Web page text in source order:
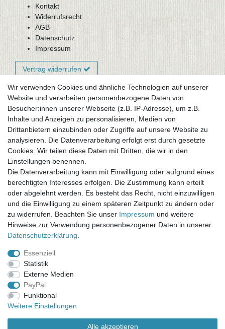
Kontakt
Widerrufsrecht
AGB
Datenschutz
Impressum
Vertrag widerrufen
Newsletter-Anmeldung
FAQ / Fragen
Mein Warenkorb
Mein Merkzettel
Mein Konto
UNSER LADENGESCHÄFT
Gottlieb-Daimler-Str. 10
33334 Gütersloh
ÖFFNUNGSZEITEN
Montag - Dienstag: 8.00 - 18.00 Uhr, Mittwoch Ruhetag,
Donnerstag: 8.00 - 18.00 Uhr, Freitag 8.00 - 14.00 Uhr
KUNDENSERVICE
Telefon: (05241) 403 22 38
E-Mail: info@stoffamstueck.de
Alle Preise inklusive gesetzlicher Mehrwertsteuer und
zuzüglichVersandkosten. * Pflichtfeld
Wir verwenden Cookies und ähnliche Technologien auf unserer
Website und verarbeiten personenbezogene Daten von
Besucher:innen unserer Webseite (z.B. IP-Adresse), um z.B.
Inhalte und Anzeigen zu personalisieren, Medien von
Drittanbietern einzubinden oder Zugriffe auf unsere Website zu
analysieren. Die Datenverarbeitung erfolgt erst durch gesetzte
Cookies. Wir teilen diese Daten mit Dritten, die wir in den
Einstellungen benennen.
Die Datenverarbeitung kann mit Einwilligung oder aufgrund eines
berechtigten Interesses erfolgen. Die Zustimmung kann erteilt
oder abgelehnt werden. Es besteht das Recht, nicht einzuwilligen
und die Einwilligung zu einem späteren Zeitpunkt zu ändern oder
zu widerrufen. Beachten Sie unser Impressum und weitere
Hinweise zur Verwendung personenbezogener Daten in unserer
Daten­schutz­erklärung
Essenziell
Statistik
Externe Medien
PayPal
Funktional
Weitere Einstellungen
Alle akzeptieren